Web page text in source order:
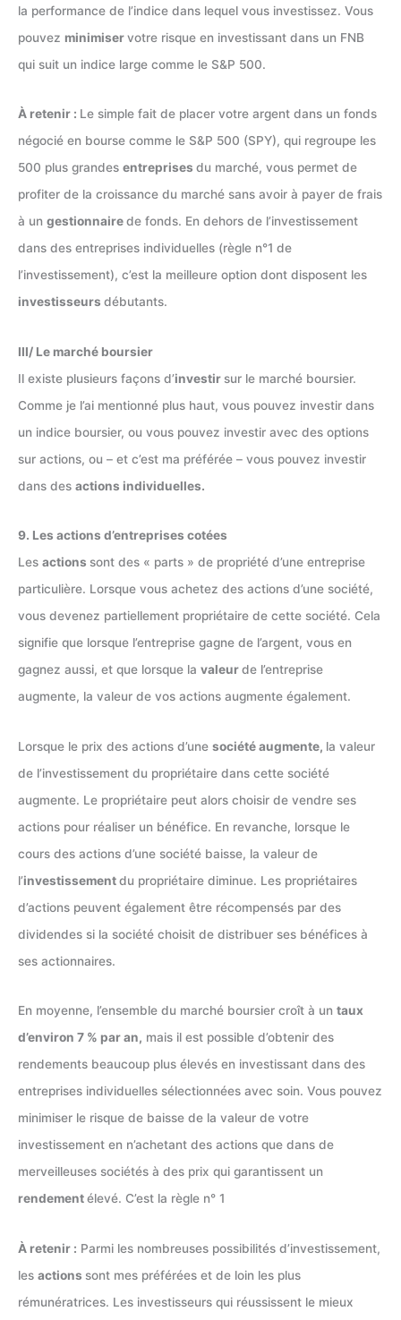
la performance de l’indice dans lequel vous investissez. Vous
pouvez minimiservotre risque en investissant dans un FNB
qui suit un indice large comme le S&P 500.
À retenir : Le simple fait de placer votre argent dans un fonds
négocié en bourse comme le S&P 500 (SPY), qui regroupe les
500 plus grandes entreprises du marché, vous permet de
profiter de la croissance du marché sans avoir à payer de frais
à un gestionnairede fonds. En dehors de l’investissement
dans des entreprises individuelles (règle n°1 de
l’investissement), c’est la meilleure option dont disposent les
investisseurs débutants.
III/ Le marché boursier
Il existe plusieurs façons d’investir sur le marché boursier.
Comme je l’ai mentionné plus haut, vous pouvez investir dans
un indice boursier, ou vous pouvez investir avec des options
sur actions, ou – et c’est ma préférée – vous pouvez investir
dans des actions individuelles.
9. Les actions d’entreprises cotées
Les actions sont des « parts » de propriété d’une entreprise
particulière. Lorsque vous achetez des actions d’une société,
vous devenez partiellement propriétaire de cette société. Cela
signifie que lorsque l’entreprise gagne de l’argent, vous en
gagnez aussi, et que lorsque la valeurde l’entreprise
augmente, la valeur de vos actions augmente également.
Lorsque le prix des actions d’une société augmente, la valeur
de l’investissement du propriétaire dans cette société
augmente. Le propriétaire peut alors choisir de vendre ses
actions pour réaliser un bénéfice. En revanche, lorsque le
cours des actions d’une société baisse, la valeur de
l’investissementdu propriétaire diminue. Les propriétaires
d’actions peuvent également être récompensés par des
dividendes si la société choisit de distribuer ses bénéfices à
ses actionnaires.
En moyenne, l’ensemble du marché boursier croît à un taux
d’environ 7 % par an, mais il est possible d’obtenir des
rendements beaucoup plus élevés en investissant dans des
entreprises individuelles sélectionnées avec soin. Vous pouvez
minimiser le risque de baisse de la valeur de votre
investissement en n’achetant des actions que dans de
merveilleuses sociétés à des prix qui garantissent un
rendementélevé. C’est la règle n° 1
À retenir : Parmi les nombreuses possibilités d’investissement,
les actions sont mes préférées et de loin les plus
rémunératrices. Les investisseurs qui réussissent le mieux